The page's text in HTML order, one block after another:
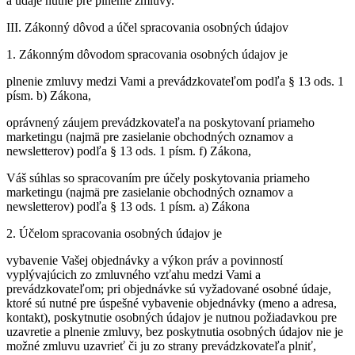
III. Zákonný dôvod a účel spracovania osobných údajov
1. Zákonným dôvodom spracovania osobných údajov je
plnenie zmluvy medzi Vami a prevádzkovateľom podľa § 13 ods. 1
písm. b) Zákona,
oprávnený záujem prevádzkovateľa na poskytovaní priameho
marketingu (najmä pre zasielanie obchodných oznamov a
newsletterov) podľa § 13 ods. 1 písm. f) Zákona,
Váš súhlas so spracovaním pre účely poskytovania priameho
marketingu (najmä pre zasielanie obchodných oznamov a
newsletterov) podľa § 13 ods. 1 písm. a) Zákona
2. Účelom spracovania osobných údajov je
vybavenie Vašej objednávky a výkon práv a povinností
vyplývajúcich zo zmluvného vzťahu medzi Vami a
prevádzkovateľom; pri objednávke sú vyžadované osobné údaje,
ktoré sú nutné pre úspešné vybavenie objednávky (meno a adresa,
kontakt), poskytnutie osobných údajov je nutnou požiadavkou pre
uzavretie a plnenie zmluvy, bez poskytnutia osobných údajov nie je
možné zmluvu uzavrieť či ju zo strany prevádzkovateľa plniť,